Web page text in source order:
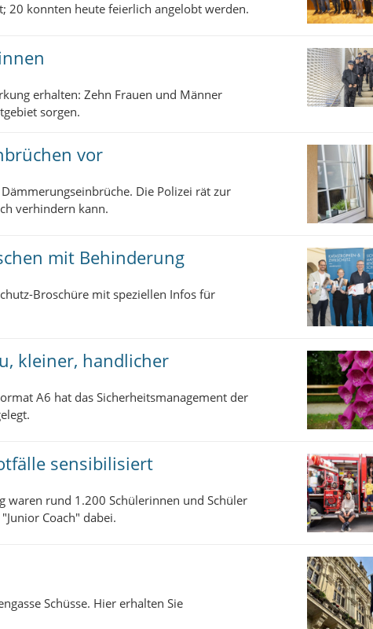
20 konnten heute feierlich angelobt werden.
erhalten: Zehn Frauen und Männer
sorgen.
vor
Die Polizei rät zur
verhindern kann.
mit Behinderung
Broschüre mit speziellen Infos für
kleiner, handlicher
A6 hat das Sicherheitsmanagement der
sensibilisiert
waren rund 1.200 Schülerinnen und Schüler
Coach" dabei.
Schüsse. Hier erhalten Sie